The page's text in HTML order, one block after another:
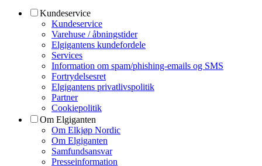
Kundeservice
Kundeservice
Varehuse / åbningstider
Elgigantens kundefordele
Services
Information om spam/phishing-emails og SMS
Fortrydelsesret
Elgigantens privatlivspolitik
Partner
Cookiepolitik
Om Elgiganten
Om Elkjøp Nordic
Om Elgiganten
Samfundsansvar
Presseinformation